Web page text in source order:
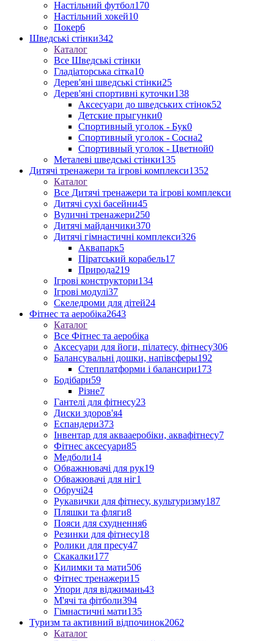
Настільний футбол170
Настільний хокей10
Покер6
Шведські стінки342
Каталог
Все Шведські стінки
Гладіаторська сітка10
Дерев'яні шведські стінки25
Дерев'яні спортивні куточки138
Аксесуари до шведських стінок52
Детские прыгунки0
Спортивный уголок - Бук0
Спортивный уголок - Сосна2
Спортивный уголок - Цветной0
Металеві шведські стінки135
Дитячі тренажери та ігрові комплекси1352
Каталог
Все Дитячі тренажери та ігрові комплекси
Дитячі сухі басейни45
Вуличні тренажери250
Дитячі майданчики370
Дитячі гімнастичні комплекси326
Аквапарк5
Піратський корабель17
Природа219
Ігрові конструктори134
Ігрові модулі37
Скеледроми для дітей24
Фітнес та аеробіка2643
Каталог
Все Фітнес та аеробіка
Аксесуари для йоги, пілатесу, фітнесу306
Балансувальні дошки, напівсферы192
Степплатформи і балансири173
Бодібари59
Різне7
Гантелі для фітнесу23
Диски здоров'я4
Еспандери373
Інвентар для аквааеробіки, аквафітнесу7
Фітнес аксесуари85
Медболи14
Обважнювачі для рук19
Обважювачі для ніг1
Обручі24
Рукавички для фітнесу, культуризму187
Пляшки та фляги8
Пояси для схуднення6
Резинки для фітнесу18
Ролики для пресу47
Скакалки177
Килимки та мати506
Фітнес тренажери15
Упори для віджимань43
М'ячі та фітболи394
Гімнастичні мати135
Туризм та активний відпочинок2062
Каталог